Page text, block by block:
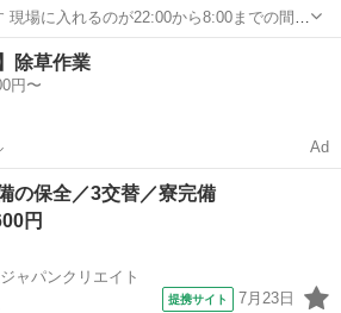
駅 その他
除草作業
円〜
Ad
の保全／3交替／寮完備
円
ャパンクリエイト
提携サイト 7月23日